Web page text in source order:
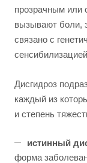
прозрачным или
вызывают боли,
связано с
Дисгидроз
каждый из
и степень
истинный
форма